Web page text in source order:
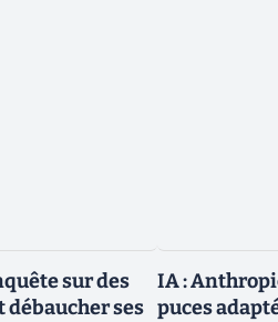
sur des
ses
IA :
puces